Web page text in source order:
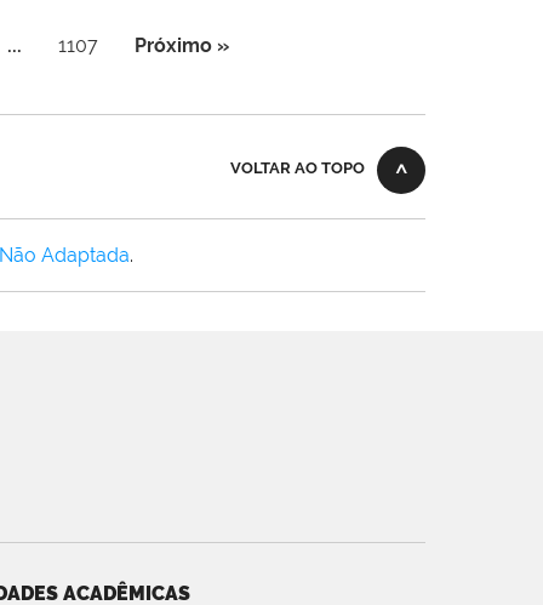
... 1107 Próximo »
VOLTAR AO TOPO
Adaptada.
ACADÊMICAS